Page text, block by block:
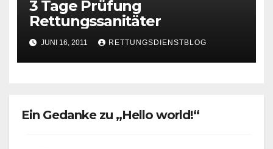
3 Tage Prüfung
Rettungssanitäter
JUNI 16, 2011 RETTUNGSDIENSTBLOG
Ein Gedanke zu „Hello world!“